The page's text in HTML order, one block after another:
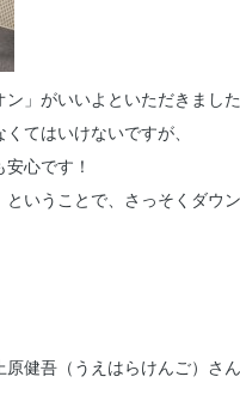
」がいいよといただきまし
てはいけないですが、
心です！
いうことで、さっそくダウ
健吾（うえはらけんご）さん